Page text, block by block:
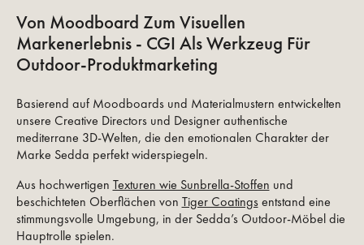
Von Moodboard Zum Visuellen
Markenerlebnis - CGI Als Werkzeug Für
Outdoor-Produktmarketing
Basierend auf Moodboards und Materialmustern entwickelten
unsere Creative Directors und Designer authentische
mediterrane 3D-Welten, die den emotionalen Charakter der
Marke Sedda perfekt widerspiegeln.
Aus hochwertigen Texturen wie Sunbrella-Stoffen und
beschichteten Oberflächen von Tiger Coatingsentstand eine
stimmungsvolle Umgebung, in der Sedda’s Outdoor-Möbel die
Hauptrolle spielen.